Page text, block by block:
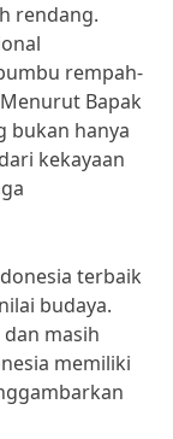
rendang.
rempah-
Bapak
bukan hanya
kekayaan
terbaik
budaya.
masih
memiliki